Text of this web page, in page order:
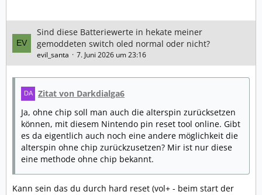
Sind diese Batteriewerte in hekate meiner
gemoddeten switch oled normal oder nicht?
evil_santa 7. Juni 2026 um 23:16
Zitat von Darkdialga6
Ja, ohne chip soll man auch die alterspin zurücksetzen
können, mit diesem Nintendo pin reset tool online. Gibt
es da eigentlich auch noch eine andere möglichkeit die
alterspin ohne chip zurückzusetzen? Mir ist nur diese
eine methode ohne chip bekannt.
Kann sein das du durch hard reset (vol+ - beim start der